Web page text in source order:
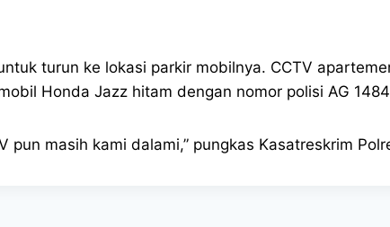
turun ke lokasi parkir mobilnya. CCTV
Honda Jazz hitam dengan nomor polisi AG 1484
pun masih kami dalami,” pungkas Kasatreskrim